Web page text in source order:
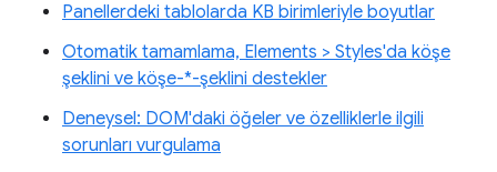
Panellerdeki tablolarda KB birimleriyle boyutlar
Otomatik tamamlama, Elements > Styles'da köşe
şeklini ve köşe-*-şeklini destekler
Deneysel: DOM'daki öğeler ve özelliklerle ilgili
sorunları vurgulama